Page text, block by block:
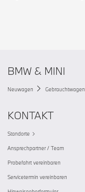
BMW & MINI
Neuwagen Gebrauchtwagen
KONTAKT
Standorte
Ansprechpartner / Team
Probefahrt vereinbaren
Servicetermin vereinbaren